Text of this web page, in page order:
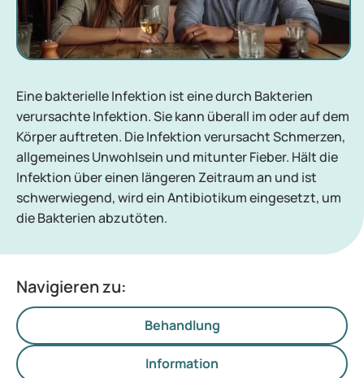
Eine bakterielle Infektion ist eine durch Bakterien
verursachte Infektion. Sie kann überall im oder auf dem
Körper auftreten. Die Infektion verursacht Schmerzen,
allgemeines Unwohlsein und mitunter Fieber. Hält die
Infektion über einen längeren Zeitraum an und ist
schwerwiegend, wird ein Antibiotikum eingesetzt, um
die Bakterien abzutöten.
Navigieren zu:
Behandlung
Information